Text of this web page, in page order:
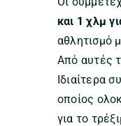
και 1 χλμ
αθλητισμό
Από αυτές
Ιδιαίτερα
οποίος
για το